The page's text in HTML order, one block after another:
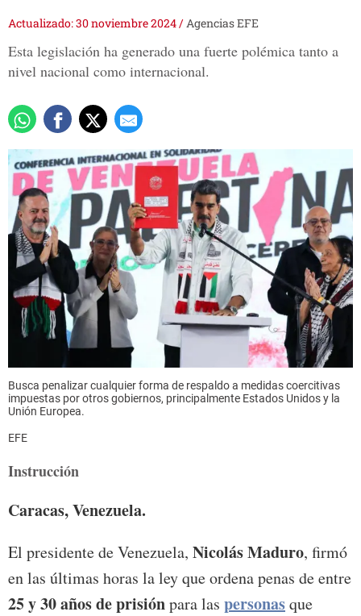
Actualizado: 30 noviembre 2024/Agencias EFE
Esta legislación ha generado una fuerte polémica tanto a
nivel nacional como internacional.
Busca penalizar cualquier forma de respaldo a medidas coercitivas
impuestas por otros gobiernos, principalmente Estados Unidos y la
Unión Europea.
EFE
Instrucción
Caracas, Venezuela.
El presidente de Venezuela, Nicolás Maduro, firmó
en las últimas horas la ley que ordena penas de entre
25 y 30 años de prisiónpara las personasque